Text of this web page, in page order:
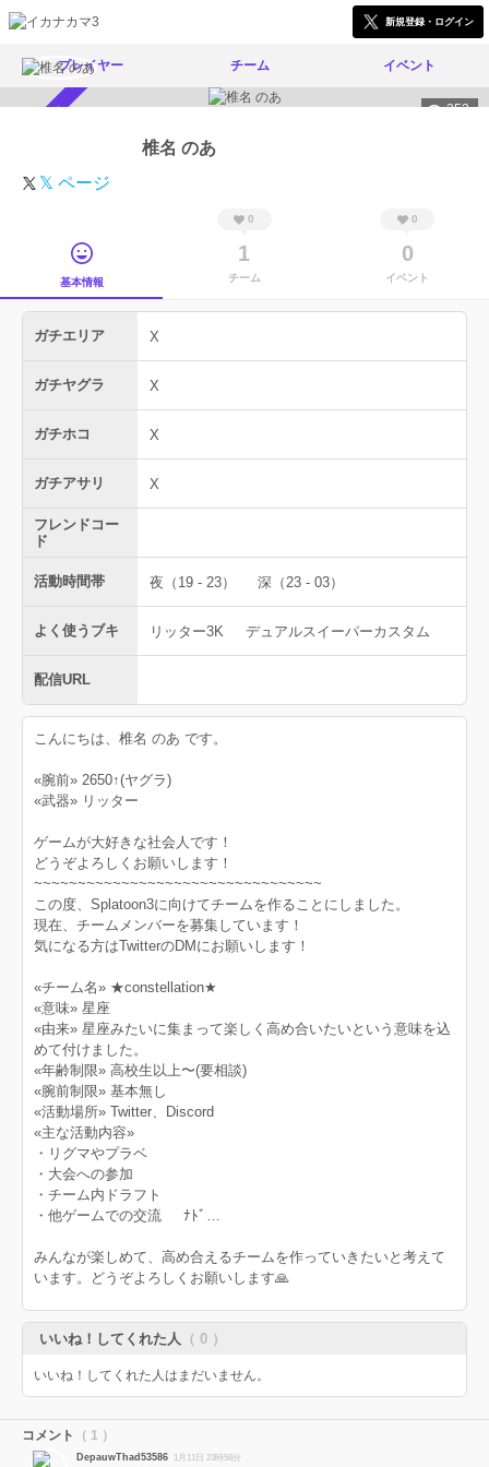
新規登録・ログイン
プレイヤー チーム イベント
253
椎名 のあ
𝕏 ページ
基本情報
0
1
チーム
0
0
イベント
ガチエリア X
ガチヤグラ X
ガチホコ X
ガチアサリ X
フレンドコー
ド
活動時間帯 夜（19 - 23） 深（23 - 03）
よく使うブキ リッター3K デュアルスイーパーカスタム
配信URL
こんにちは、椎名 のあ です。
«腕前» 2650↑(ヤグラ)
«武器» リッター
ゲームが大好きな社会人です！
どうぞよろしくお願いします！
~~~~~~~~~~~~~~~~~~~~~~~~~~~~~~~~~
この度、Splatoon3に向けてチームを作ることにしました。
現在、チームメンバーを募集しています！
気になる方はTwitterのDMにお願いします！
«チーム名» ★constellation★
«意味» 星座
«由来» 星座みたいに集まって楽しく高め合いたいという意味を込
めて付けました。
«年齢制限» 高校生以上〜(要相談)
«腕前制限» 基本無し
«活動場所» Twitter、Discord
«主な活動内容»
・リグマやプラベ
・大会への参加
・チーム内ドラフト
・他ゲームでの交流 ﾅﾄﾞ…
みんなが楽しめて、高め合えるチームを作っていきたいと考えて
います。どうぞよろしくお願いします🙏
いいね！してくれた人 （ 0 ）
いいね！してくれた人はまだいません。
コメント （ 1 ）
DepauwThad53586 1月11日 23時58分